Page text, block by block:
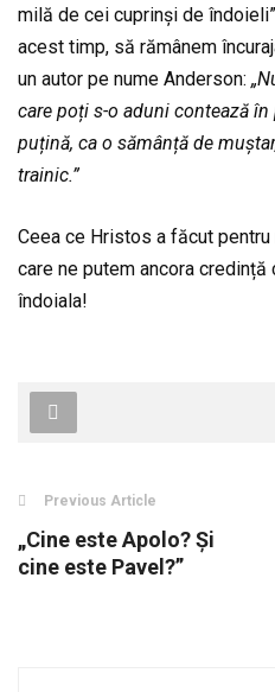
milă de cei cuprinși de
acest timp, să rămânem
un autor pe nume Anderson:
care poți s-o aduni contează în
puțină, ca o sămânță de
trainic.”
Ceea ce Hristos a făcut
care ne putem ancora
îndoiala!
Previous Article
„Cine este Apolo? Și
cine este Pavel?”